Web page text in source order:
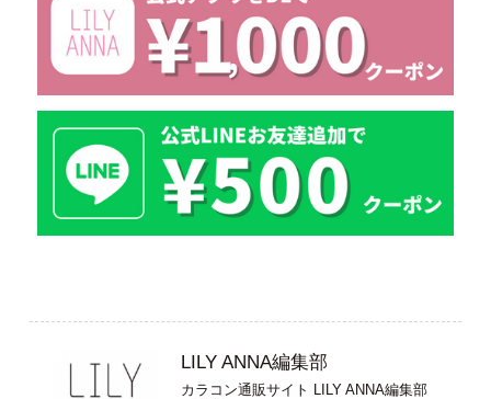
LILY ANNA編集部
カラコン通販サイト LILY ANNA編集部